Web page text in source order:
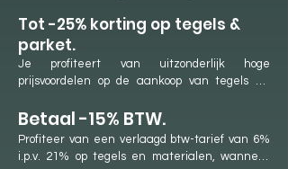
​Tot -25% korting op tegels &
parket.
Je profiteert van uitzonderlijk hoge
prijsvoordelen op de aankoop van tegels en
samenwerkingen met onze partner-
showrooms en ons jaarlijkse aankoopvolume.
We genieten hierdoor van lage aankoopprijzen
en hoge kortingen, die we rechtstreeks
Betaal -15% BTW.
Profiteer van een verlaagd btw-tarief van 6%
i.p.v. 21% op tegels en materialen, wanneer